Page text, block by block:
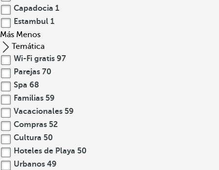
Capadocia 1
Estambul 1
Más Menos
Temática
Wi-Fi gratis 97
Parejas 70
Spa 68
Familias 59
Vacacionales 59
Compras 52
Cultura 50
Hoteles de Playa 50
Urbanos 49